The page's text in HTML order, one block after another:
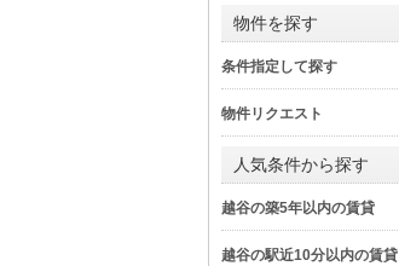
物件を探す
条件指定して探す
物件リクエスト
人気条件から探す
越谷の築5年以内の賃貸
越谷の駅近10分以内の賃貸